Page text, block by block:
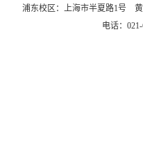
浦东校区：上海市半夏路1号
电话：